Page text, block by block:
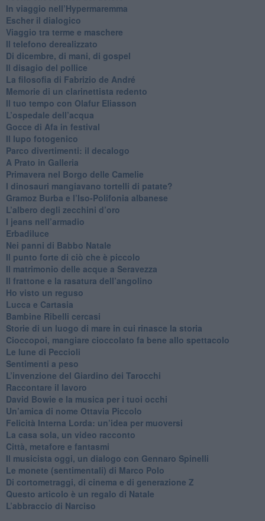
In viaggio nell’Hypermaremma
​Escher il dialogico
​Viaggio tra terme e maschere
Il telefono derealizzato
​Di dicembre, di mani, di gospel
​Il disagio del pollice
​La filosofia di Fabrizio de André
Memorie di un clarinettista redento
​Il tuo tempo con Olafur Eliasson
​L’ospedale dell’acqua
​Gocce di Afa in festival
​Il lupo fotogenico
​Parco divertimenti: il decalogo
​A Prato in Galleria
​Primavera nel Borgo delle Camelie
I dinosauri mangiavano tortelli di patate?
​Gramoz Burba e l’Iso-Polifonia albanese
L’albero degli zecchini d’oro
​I jeans nell’armadio
Erbadiluce
Nei panni di Babbo Natale
​Il punto forte di ciò che è piccolo
​Il matrimonio delle acque a Seravezza
​Il frattone e la rasatura dell’angolino
​Ho visto un reguso
Lucca e Cartasia
Bambine Ribelli cercasi
Storie di un luogo di mare in cui rinasce la storia
Cioccopoi, mangiare cioccolato fa bene allo spettacolo
​Le lune di Peccioli
​Sentimenti a peso
​L’invenzione del Giardino dei Tarocchi
​Raccontare il lavoro
David Bowie e la musica per i tuoi occhi
Un’amica di nome Ottavia Piccolo
​Felicità Interna Lorda: un’idea per muoversi
​La casa sola, un video racconto
​Città, metafore e fantasmi
Il musicista oggi, un dialogo con Gennaro Spinelli
Le monete (sentimentali) di Marco Polo
​Di cortometraggi, di cinema e di generazione Z
​Questo articolo è un regalo di Natale
L’abbraccio di Narciso